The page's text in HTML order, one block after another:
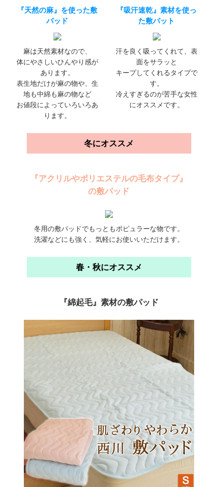
『天然の麻』を使った敷
パッド
麻は天然素材なので、
体にやさしいひんやり感が
あります。
表生地だけが麻の物や、生
地も中綿も麻の物など
お値段によっていろいろあ
ります。
『吸汗速乾』素材を使っ
た敷パット
汗を良く吸ってくれて、表
面をサラッと
キープしてくれるタイプで
す。
冷えすぎるのが苦手な女性
にオススメです。
冬にオススメ
『アクリルやポリエステルの毛布タイプ』
の敷パッド
冬用の敷パッドでもっともポピュラーな物です。
洗濯などにも強く、気軽にお使いいただけます。
春・秋にオススメ
『綿起毛』素材の敷パッド